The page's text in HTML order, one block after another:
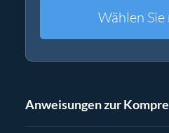
Wählen
Anweisungen zur